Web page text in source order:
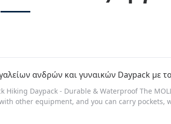
Hiking Daypack - Durable & Waterproof The
other equipment, and you can carry pockets,